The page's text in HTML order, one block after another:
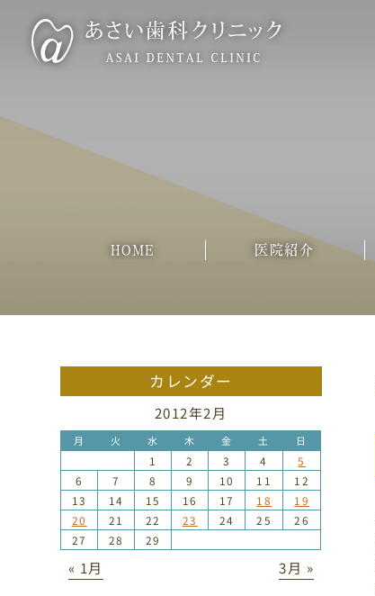
HOME 医院紹介
カレンダー
2012年2月
月 火 水 木 金 土 日
1 2 3 4
5
6
7 8 9 10 11
12
13
14 15 16 17 18
19
20
21 22 23 24 25
26
27
28 29
« 1月 3月 »